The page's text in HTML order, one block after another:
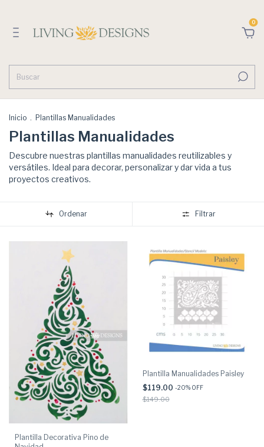
0
Inicio . Plantillas Manualidades
Plantillas Manualidades
Descubre nuestras plantillas manualidades reutilizables y
versátiles. Ideal para decorar, personalizar y dar vida a tus
proyectos creativos.
Ordenar Filtrar
Plantilla Decorativa Pino de
Plantilla Manualidades Paisley
$119.00 -20% OFF
$149.00